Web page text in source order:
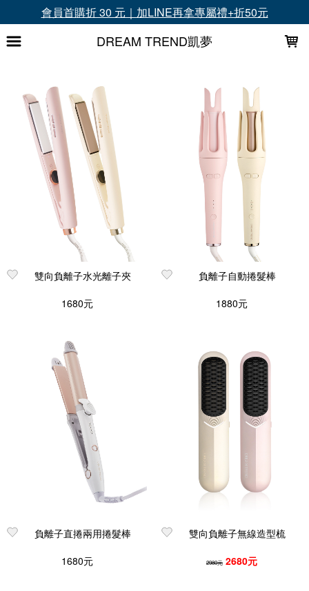
DREAM TREND凱夢
超商滿1699免運、滿3000再送升等禮
上架時間 銷售件數
樣式尺寸篩選
全部樣式 米黃(可可蛋奶) 38mm
32mm
28mm
25mm
正常品
可可蛋奶黃
篩選
雙向負離子水光離子夾
1680元
負離子自動捲髮棒
1880元
負離子直捲兩用捲髮棒
1680元
雙向負離子無線造型梳
2980元 2680元